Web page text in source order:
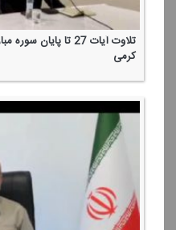
تلاوت آیات 27 تا
كرمی